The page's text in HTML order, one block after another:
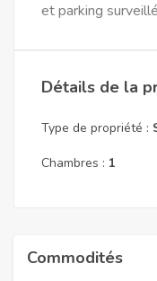
et parking
Détails de la
Type de propriété :
Chambres : 1
Commodités